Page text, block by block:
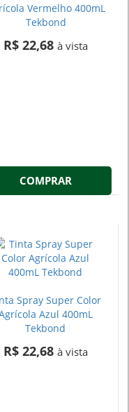
Vermelho 400mL
Tekbond
R$ 22,68 à vista
COMPRAR
Spray Super Color
Azul 400mL
Tekbond
R$ 22,68 à vista